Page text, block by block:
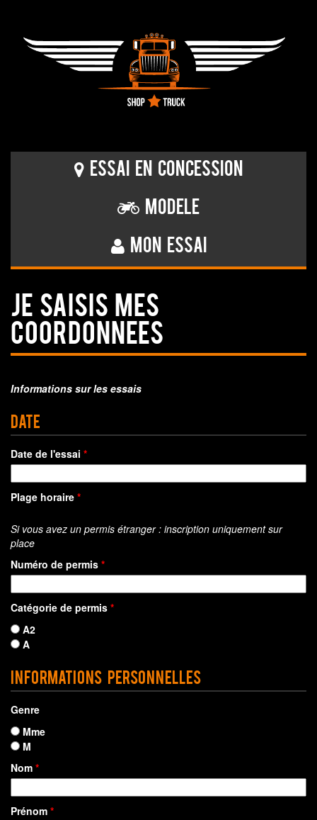
Essai en concession
Modele
Mon essai
JE SAISIS MES
COORDONNEES
Informations sur les essais
Date
Date de l'essai *
Plage horaire *
Si vous avez un permis étranger : inscription uniquement sur
place
Numéro de permis *
Catégorie de permis *
A2
A
Informations personnelles
Genre
Mme
M
Nom *
Prénom *